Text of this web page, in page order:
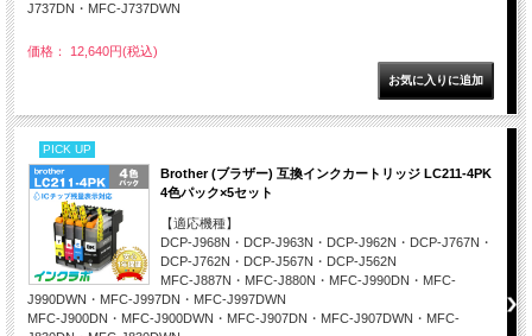
J737DN・MFC-J737DWN
価格： 12,640円(税込)
PICK UP
Brother (ブラザー) 互換インクカートリッジ LC211-4PK
4色パック×5セット
【適応機種】
DCP-J968N・DCP-J963N・DCP-J962N・DCP-J767N・
DCP-J762N・DCP-J567N・DCP-J562N
MFC-J887N・MFC-J880N・MFC-J990DN・MFC-
J990DWN・MFC-J997DN・MFC-J997DWN
MFC-J900DN・MFC-J900DWN・MFC-J907DN・MFC-J907DWN・MFC-